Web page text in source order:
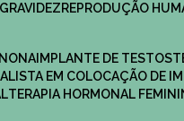
REPRODUÇÃO
IMPLANTE DE
EM COLOCAÇÃO DE
TERAPIA HORMONAL